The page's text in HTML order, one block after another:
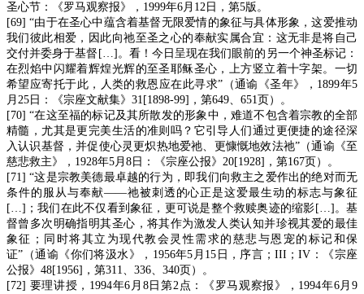
圣心节：《罗马观察报》，1999年6月12日，第5版。
[69] “由于在圣心中蕴含着基督无限爱情的象征与具体形象，这爱推动
我们彼此相爱，因此向祂至圣之心的奉献实属合宜：这无非是将自己
交付并委身于基督[…]。看！今日呈现在我们眼前的另一个神圣标记：
在烈焰中闪耀着辉煌光辉的至圣耶稣圣心，上方竖立着十字架。一切
希望应寄托于此，人类的救恩应在此寻求”（通谕《圣年》，1899年5
月25日：《宗座文献集》31[1898-99]，第649、651页）。
[70] “在这至福的标记及其所散发的形象中，难道不包含着宗教的全部
精髓，尤其是更完美生活的准则吗？它引导人们通过更便捷的途径深
入认识基督，并促使心灵更炽热地爱祂、更慷慨地效法祂”（通谕《至
慈悲救主》，1928年5月8日：《宗座公报》20[1928]，第167页）。
[71] “这是宗教美德最卓越的行为，即我们向救主之爱作出的绝对而无
条件的服从与奉献——祂被刺透的心正是这爱最生动的标志与象征
[…]；我们在此不仅看到象征，更可说是整个救赎奥迹的缩影[…]。基
督曾多次明确指明其圣心，将其作为激发人类认知并珍视其爱的最佳
象征；同时将其立为现代教会灵性需求的慈悲与恩宠的标记和保
证”（通谕《你们将汲水》，1956年5月15日，序言；III；IV：《宗座
公报》48[1956]，第311、336、340页）。
[72] 要理讲授，1994年6月8日第2点：《罗马观察报》，1994年6月9